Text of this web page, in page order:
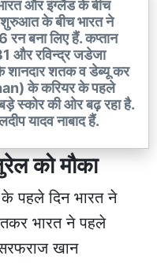
और इंग्लैंड के बीच
के बीच भारत ने
बना लिए हैं. कप्तान
और रविन्द्र जडेजा
शतक व डेब्यू कर
के करियर के पहले
स्कोर की ओर बढ़ रहा है.
यादव नाबाद हैं.
को मौका
पहले दिन भारत ने
भारत ने पहले
खान